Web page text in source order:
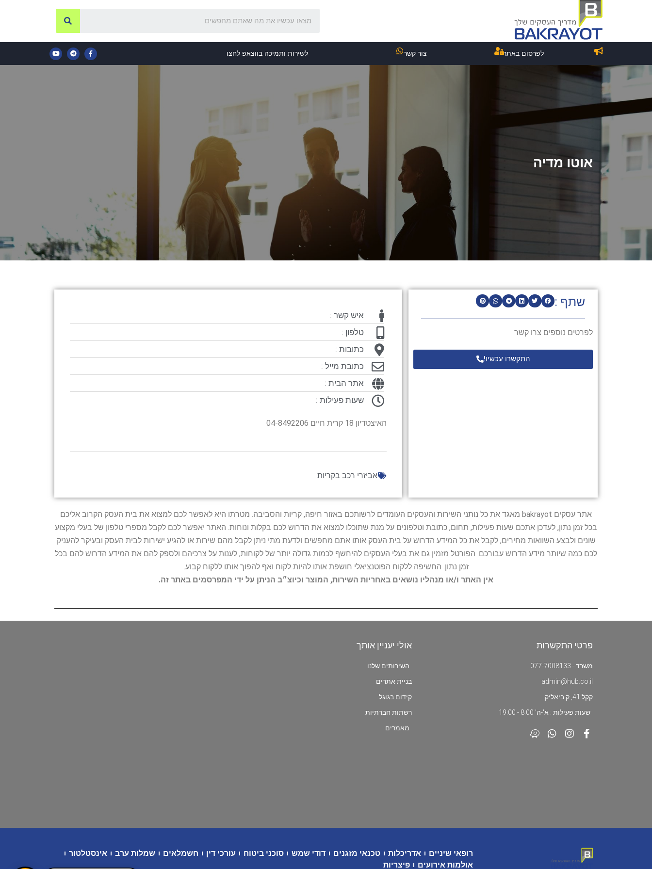
לפרסום באתר צור קשר לשירות ותמיכה בווצאפ לחצו
אוטו מדיה
שתף :
לפרטים נוספים צרו קשר
התקשרו עכשיו!
איש קשר :
טלפון :
כתובות :
כתובת מייל :
אתר הבית :
שעות פעילות :
האיצטדיון 18 קרית חיים 04-8492206
אביזרי רכב בקריות
אתר עסקים bakrayot מאגד את כל נותני השירות והעסקים העומדים לרשותכם באזור חיפה, קריות והסביבה. מטרתו היא לאפשר לכם למצוא את בית העסק הקרוב אליכם
בכל זמן נתון, לעדכן אתכם שעות פעילות, תחום, כתובת וטלפונים על מנת שתוכלו למצוא את הדרוש לכם בקלות ונוחות. האתר יאפשר לכם לקבל מספרי טלפון של בעלי מקצוע
שונים ולבצע השוואות מחירים, לקבל את כל המידע הדרוש על בית העסק אותו אתם מחפשים ולדעת מתי ניתן לקבל מהם שירות או להגיע ישירות לבית העסק ובעיקר להעניק
לכם כמה שיותר מידע הדרוש עבורכם. הפורטל מזמין גם את בעלי העסקים להיחשף לכמות גדולה יותר של לקוחות, לענות על צרכיהם ולספק להם את המידע הדרוש להם בכל
זמן נתון. החשיפה ללקוח הפוטנציאלי חושפת אותו להיות לקוח ואף להפוך אותו ללקוח קבוע.
אין האתר ו/או מנהליו נושאים באחריות השירות, המוצר וכיוצ״ב הניתן על ידי המפרסמים באתר זה.
פרטי התקשרות
משרד - 077-7008133
admin@hub.co.il
קקל 41, ק.ביאליק
שעות פעילות : א'-ה' 8:00 - 19:00
אולי יעניין אותך
השירותים שלנו
בניית אתרים
קידום בגוגל
רשתות חברתיות
מאמרים
רופאי שיניים אדריכלות טכנאי מזגנים דודי שמש סוכני ביטוח עורכי דין חשמלאים שמלות ערב
אינסטלטור
אולמות אירועים
פיצריות